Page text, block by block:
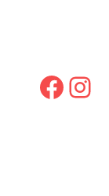
Facebook Instagram